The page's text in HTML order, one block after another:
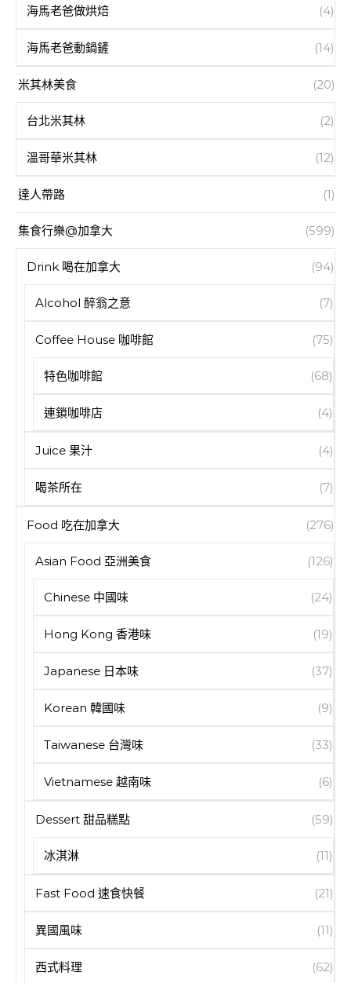
海馬老爸做烘焙 (4)
海馬老爸動鍋鏟 (14)
米其林美食 (20)
台北米其林 (2)
溫哥華米其林 (12)
達人帶路 (1)
集食行樂@加拿大 (599)
Drink 喝在加拿大 (94)
Alcohol 醉翁之意 (7)
Coffee House 咖啡館 (75)
特色咖啡館 (68)
連鎖咖啡店 (4)
Juice 果汁 (4)
喝茶所在 (7)
Food 吃在加拿大 (276)
Asian Food 亞洲美食 (126)
Chinese 中國味 (24)
Hong Kong 香港味 (19)
Japanese 日本味 (37)
Korean 韓國味 (9)
Taiwanese 台灣味 (33)
Vietnamese 越南味 (6)
Dessert 甜品糕點 (59)
冰淇淋 (11)
Fast Food 速食快餐 (21)
異國風味 (11)
西式料理 (62)